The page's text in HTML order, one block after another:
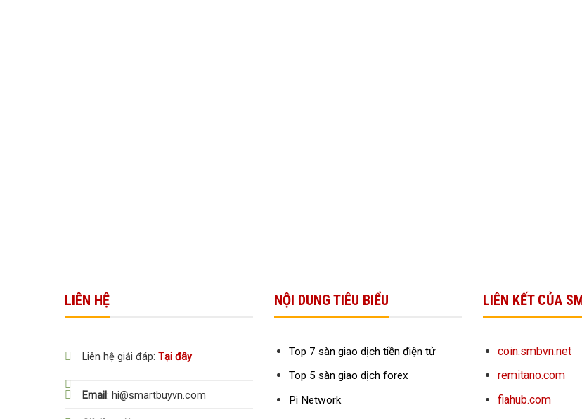
LIÊN HỆ
Liên hệ giải đáp: Tại đây
Email: hi@smartbuyvn.com
NỘI DUNG TIÊU BIỂU
Top 7 sàn giao dịch tiền điện tử
Top 5 sàn giao dịch forex
Pi Network
LIÊN KẾT CỦA
coin.smbvn.net
remitano.com
fiahub.com